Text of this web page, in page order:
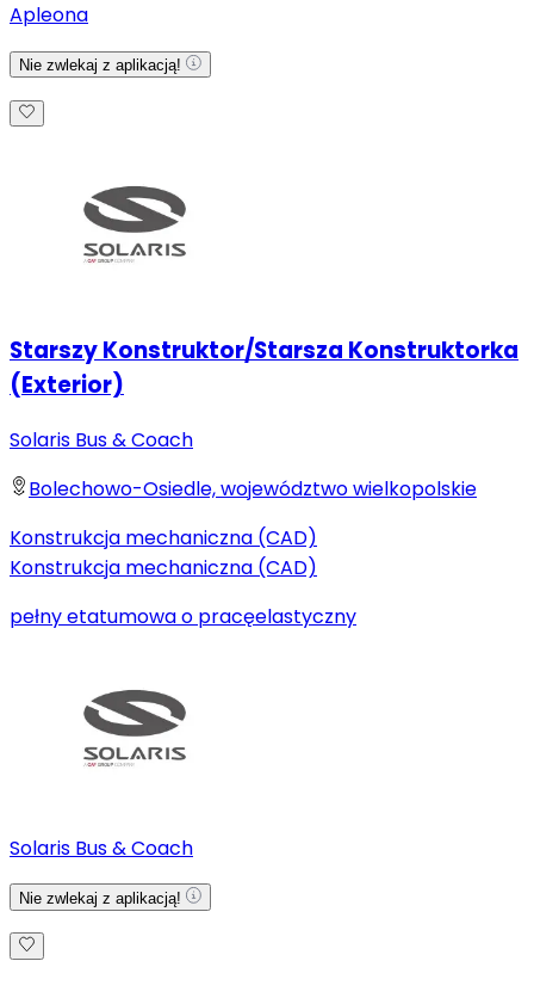
Apleona
Nie zwlekaj z aplikacją!
Starszy Konstruktor/Starsza Konstruktorka
(Exterior)
Solaris Bus & Coach
Bolechowo-Osiedle, województwo wielkopolskie
Konstrukcja mechaniczna (CAD)
Konstrukcja mechaniczna (CAD)
pełny etatumowa o pracęelastyczny
Solaris Bus & Coach
Nie zwlekaj z aplikacją!